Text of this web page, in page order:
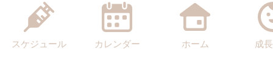
スケジュール カレンダー ホーム 成